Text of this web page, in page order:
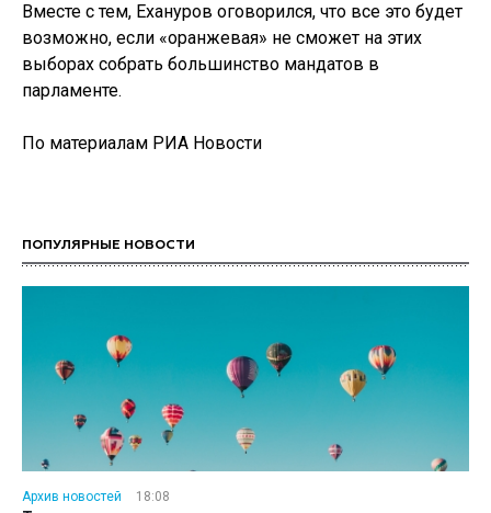
Вместе с тем, Ехануров оговорился, что все это будет
возможно, если «оранжевая» не сможет на этих
выборах собрать большинство мандатов в
парламенте.
По материалам РИА Новости
ПОПУЛЯРНЫЕ НОВОСТИ
Архив новостей
18:08